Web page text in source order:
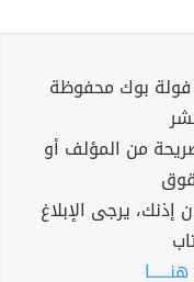
فولة بوك محفوظة
من المؤلف أو
يرجى الإبلاغ
هنــــــا